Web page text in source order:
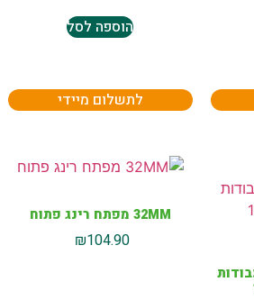
הוספה לסל
לתשלום מיידי
32MM מפתח רינג פתוח
₪104.90